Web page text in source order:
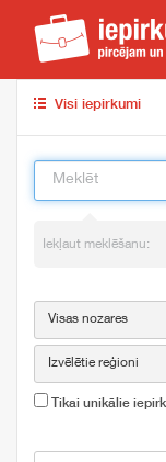
Visi iepirkumi
Iekļaut meklēšanu:
Visas nozares
Izvēlētie reģioni
Tikai unikālie